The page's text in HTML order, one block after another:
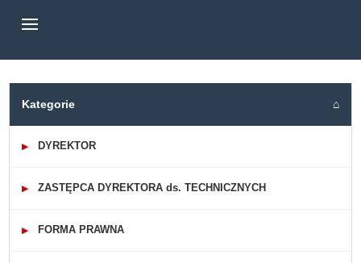
Kategorie ⌂
▶ DYREKTOR
▶ ZASTĘPCA DYREKTORA ds. TECHNICZNYCH
▶ FORMA PRAWNA